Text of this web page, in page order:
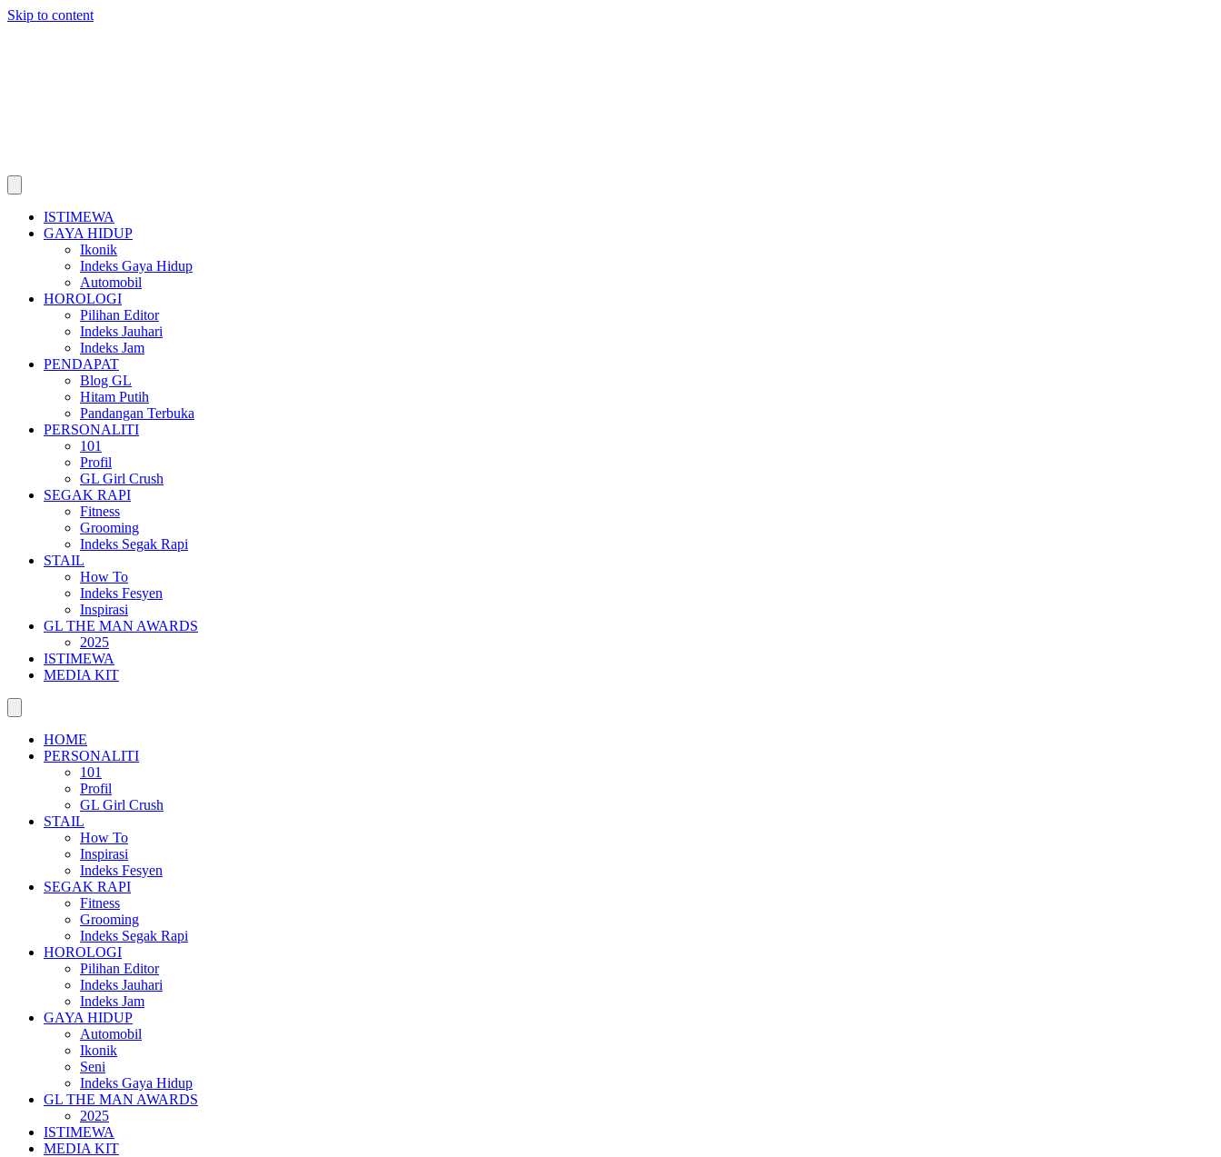
Skip to content
ISTIMEWA
GAYA HIDUP
Ikonik
Indeks Gaya Hidup
Automobil
HOROLOGI
Pilihan Editor
Indeks Jauhari
Indeks Jam
PENDAPAT
Blog GL
Hitam Putih
Pandangan Terbuka
PERSONALITI
101
Profil
GL Girl Crush
SEGAK RAPI
Fitness
Grooming
Indeks Segak Rapi
STAIL
How To
Indeks Fesyen
Inspirasi
GL THE MAN AWARDS
2025
ISTIMEWA
MEDIA KIT
HOME
PERSONALITI
101
Profil
GL Girl Crush
STAIL
How To
Inspirasi
Indeks Fesyen
SEGAK RAPI
Fitness
Grooming
Indeks Segak Rapi
HOROLOGI
Pilihan Editor
Indeks Jauhari
Indeks Jam
GAYA HIDUP
Automobil
Ikonik
Seni
Indeks Gaya Hidup
GL THE MAN AWARDS
2025
ISTIMEWA
MEDIA KIT